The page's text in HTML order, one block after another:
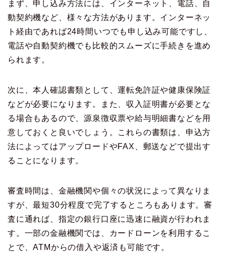
まず、申し込み方法には、インターネット、電話、自
動契約機など、様々な方法があります。インターネッ
ト経由であれば24時間いつでも申し込み可能ですし、
電話や自動契約機でも比較的スムーズに手続きを進め
られます。
次に、本人確認書類として、運転免許証や健康保険証
などが必要になります。また、収入証明書が必要とな
る場合もあるので、源泉徴収票や給与明細書などを用
意しておくと良いでしょう。これらの書類は、申込方
法によってはアップロードやFAX、郵送などで提出す
ることになります。
審査時間は、金融機関や個々の状況によって異なりま
すが、最短30分程度で完了するところもあります。審
査に通れば、指定の銀行口座に迅速に融資が行われま
す。一部の金融機関では、カードローンを利用するこ
とで、ATMからの借入や返済も可能です。